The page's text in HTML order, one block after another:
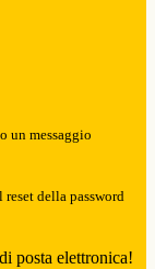
un messaggio
della password
posta elettronica!